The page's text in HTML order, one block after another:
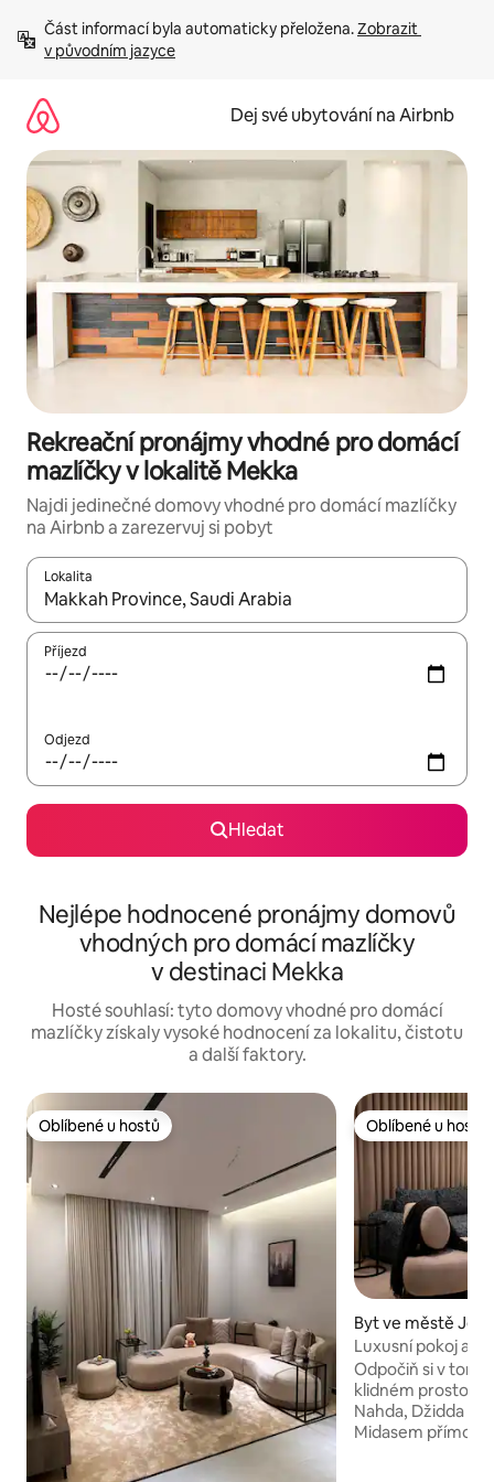
obsah
Část informací byla automaticky přeložena. Zobrazit
v původním jazyce
Dej své ubytování na Airbnb
Rekreační pronájmy vhodné pro domácí
mazlíčky v lokalitě Mekka
Najdi jedinečné domovy vhodné pro domácí mazlíčky
na Airbnb a zarezervuj si pobyt
Lokalita
Až budou výsledky k dispozici, můžeš si je procházet pomocí
Příjezd
Odjezd
Hledat
Nejlépe hodnocené pronájmy domovů
vhodných pro domácí mazlíčky
v destinaci Mekka
Hosté souhlasí: tyto domovy vhodné pro domácí
mazlíčky získaly vysoké hodnocení za lokalitu, čistotu
a další faktory.
Oblíbené u hostů
Oblíbené u hostů Oblíbené u hostů
Oblíbené u hostů
Byt ve městě
Luxusní pokoj a
Odpočiň si v
klidném prostoru. Luxusní byt v čtvrti Al
Nahda, Džidda
Midasem přímo